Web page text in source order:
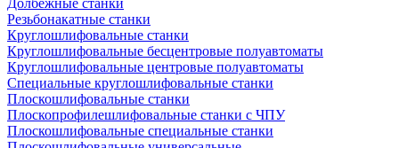
Долбежные станки
Резьбонакатные станки
Круглошлифовальные станки
Круглошлифовальные бесцентровые полуавтоматы
Круглошлифовальные центровые полуавтоматы
Специальные круглошлифовальные станки
Плоскошлифовальные станки
Плоскопрофилешлифовальные станки с ЧПУ
Плоскошлифовальные специальные станки